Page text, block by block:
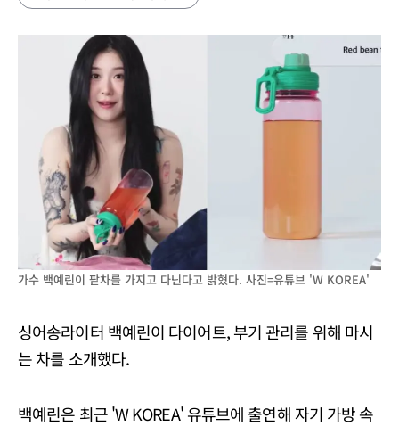
가수 백예린이 팥차를 가지고 다닌다고 밝혔다. 사진=유튜브 'W KOREA'
싱어송라이터 백예린이 다이어트, 부기 관리를 위해 마시
는 차를 소개했다.
백예린은 최근 'W KOREA' 유튜브에 출연해 자기 가방 속